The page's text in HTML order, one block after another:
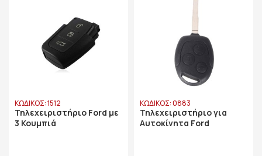
ΚΩΔΙΚΟΣ: 1512
Τηλεχειριστήριο Ford με
3 Κουμπιά
ΚΩΔΙΚΟΣ: 0883
Τηλεχειριστήριο για
Αυτοκίνητα Ford